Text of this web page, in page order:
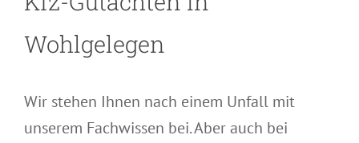
Wohlgelegen
Wir stehen Ihnen nach einem Unfall mit
unserem Fachwissen bei. Aber auch bei